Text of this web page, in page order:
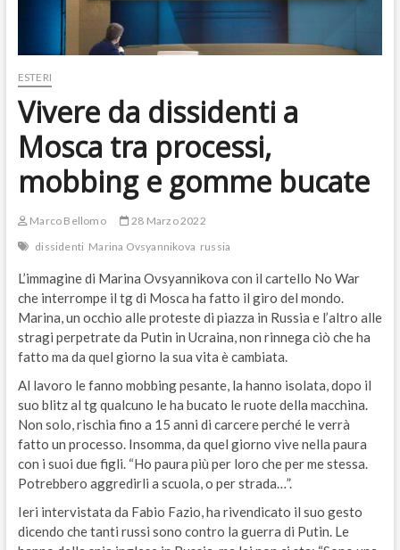
ESTERI
Vivere da dissidenti a
Mosca tra processi,
mobbing e gomme bucate
Marco Bellomo
28 Marzo 2022
dissidenti Marina Ovsyannikova russia
L’immagine di Marina Ovsyannikova con il cartello No War
che interrompe il tg di Mosca ha fatto il giro del mondo.
Marina, un occhio alle proteste di piazza in Russia e l’altro alle
stragi perpetrate da Putin in Ucraina, non rinnega ciò che ha
fatto ma da quel giorno la sua vita è cambiata.
Al lavoro le fanno mobbing pesante, la hanno isolata, dopo il
suo blitz al tg qualcuno le ha bucato le ruote della macchina.
Non solo, rischia fino a 15 anni di carcere perché le verrà
fatto un processo. Insomma, da quel giorno vive nella paura
con i suoi due figli. “Ho paura più per loro che per me stessa.
Potrebbero aggredirli a scuola, o per strada…”.
Ieri intervistata da Fabio Fazio, ha rivendicato il suo gesto
dicendo che tanti russi sono contro la guerra di Putin. Le